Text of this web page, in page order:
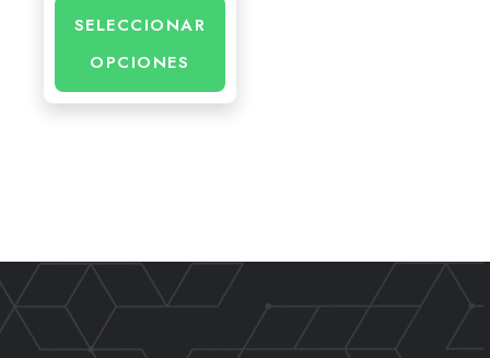
SELECCIONAR
OPCIONES